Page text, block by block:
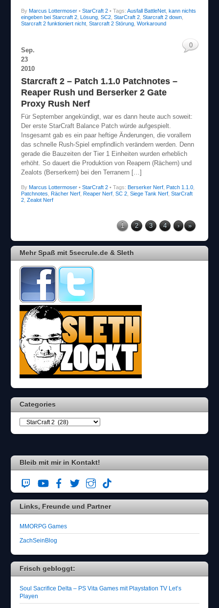
By Marcus Lottermoser• StarCraft 2 • Tags: Ausfall BattleNet, kann nichts
eingeben bei Starcraft 2, Lösung, SC2, StarCraft 2, Starcraft 2 down,
Starcraft 2 funktioniert nicht, Starcraft 2 Störung, Workaround
Sep.
23
2010
Starcraft 2 – Patch 1.1.0 Patchnotes –
Reaper Rush und Berserker 2 Gate
Proxy Rush Nerf
Für September angekündigt, war es dann heute auch soweit:
Der erste StarCraft Balance Patch würde aufgespielt.
Insgesamt gab es ein paar heftige Änderungen, die vorallem
das schnelle Rush-Spiel empfindlich verändern werden. Denn
gerade die Bauzeiten der Tier 1 Einheiten wurden erheblich
erhöht. So dauert die Produktion von Reapern (Rächern) und
Zealots (Berserkern) bei den Terranern […]
By Marcus Lottermoser• StarCraft 2
0
• Tags: Berserker Nerf, Patch 1.1.0,
Patchnotes Rächer Nerf, Reaper Nerf, SC 2, Siege Tank Nerf, StarCraft
2, Zealot Nerf
1 2 3 4 › »
Mehr Spaß mit 5secrule.de & Sleth
Categories
Bleib mit mir in Kontakt!
Links, Freunde und Partner
MMORPG Games
ZachSeinBlog
Frisch gebloggt:
Soul Sacrifice Delta – PS Vita Games mit Playstation TV Let’s
Playen